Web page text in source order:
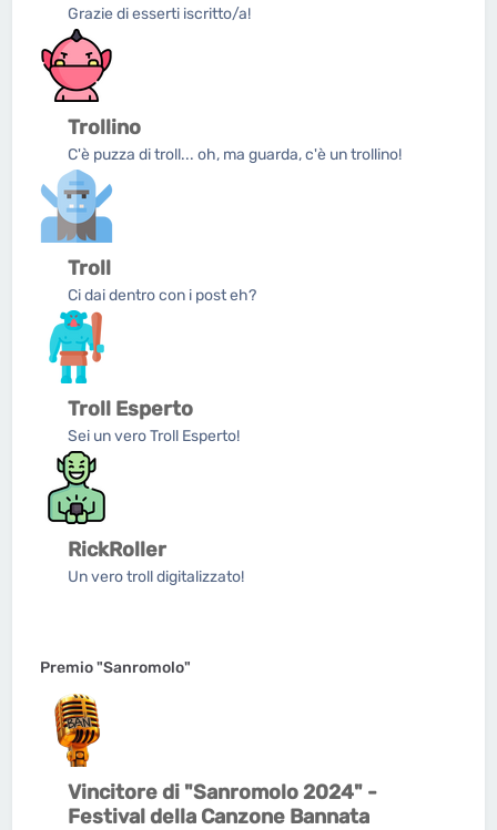
Grazie di esserti iscritto/a!
Trollino
C'è puzza di troll... oh, ma guarda, c'è un trollino!
Troll
Ci dai dentro con i post eh?
Troll Esperto
Sei un vero Troll Esperto!
RickRoller
Un vero troll digitalizzato!
Premio "Sanromolo"
Vincitore di "Sanromolo 2024" -
Festival della Canzone Bannata